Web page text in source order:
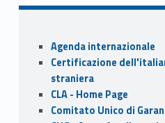
b
o
o
k
d
o
n
l e
Sidebar
Agenda internazionale
Certificazione
straniera
CLA - Home Page
Comitato Unico di